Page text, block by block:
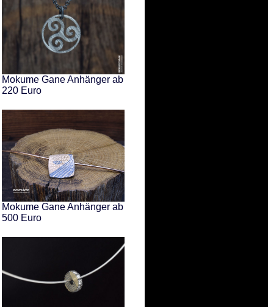
Mokume Gane Anhänger ab
220 Euro
Mokume Gane Anhänger ab
500 Euro